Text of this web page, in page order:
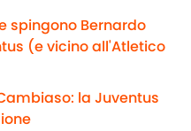
spingono Bernardo
(e vicino all'Atletico
la Juventus